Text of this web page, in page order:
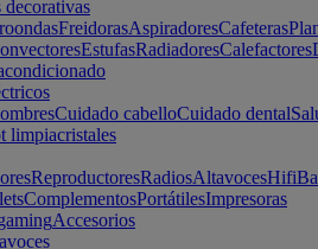
decorativas
FreidorasAspiradoresCafeteras
EstufasRadiadoresCalefactores
Cuidado cabelloCuidado dental
limpiacristales
ReproductoresRadiosAltavocesHifi
ComplementosPortátilesImpresoras
Accesorios